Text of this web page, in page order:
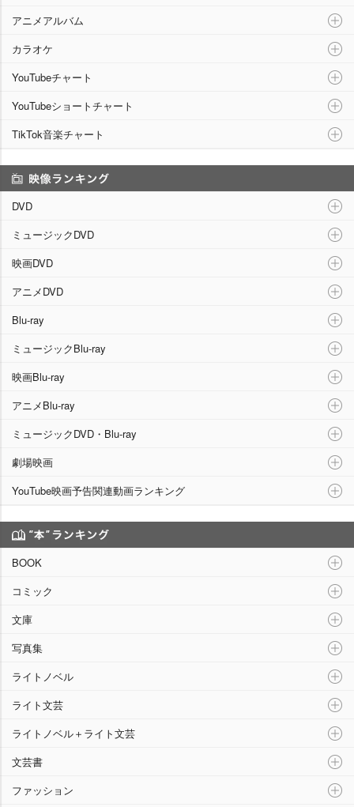
アニメアルバム
カラオケ
YouTubeチャート
YouTubeショートチャート
TikTok音楽チャート
DVD
ミュージックDVD
映画DVD
アニメDVD
Blu-ray
ミュージックBlu-ray
映画Blu-ray
アニメBlu-ray
ミュージックDVD・Blu-ray
劇場映画
YouTube映画予告関連動画ランキング
BOOK
コミック
文庫
写真集
ライトノベル
ライト文芸
ライトノベル＋ライト文芸
文芸書
ファッション